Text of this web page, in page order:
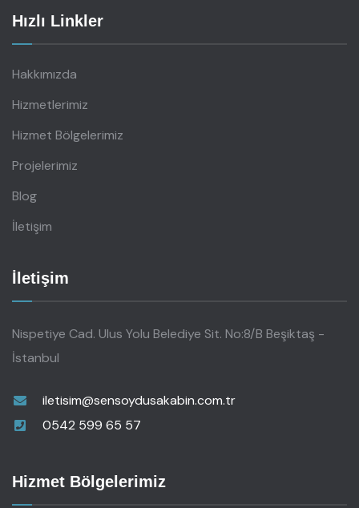
Hızlı Linkler
Hakkımızda
Hizmetlerimiz
Hizmet Bölgelerimiz
Projelerimiz
Blog
İletişim
İletişim
Nispetiye Cad. Ulus Yolu Belediye Sit. No:8/B Beşiktaş -
İstanbul
iletisim@sensoydusakabin.com.tr
0542 599 65 57
Hizmet Bölgelerimiz